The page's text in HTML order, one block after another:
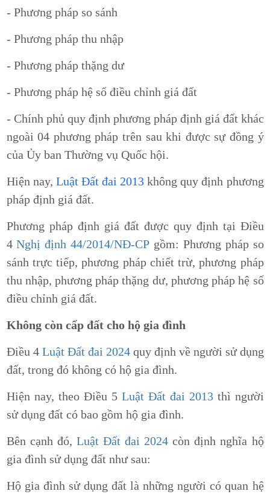
- Phương pháp so sánh
- Phương pháp thu nhập
- Phương pháp thặng dư
- Phương pháp hệ số điều chỉnh giá đất
- Chính phủ quy định phương pháp định giá đất khác
ngoài 04 phương pháp trên sau khi được sự đồng ý
của Ủy ban Thường vụ Quốc hội.
Hiện nay, Luật Đất đai 2013 không quy định phương
pháp định giá đất.
Phương pháp định giá đất được quy định tại Điều
4Nghị định 44/2014/NĐ-CP gồm: Phương pháp so
sánh trực tiếp, phương pháp chiết trừ, phương pháp
thu nhập, phương pháp thặng dư, phương pháp hệ số
điều chỉnh giá đất.
Không còn cấp đất cho hộ gia đình
Điều 4 Luật Đất đai 2024quy định về người sử dụng
đất, trong đó không có hộ gia đình.
Hiện nay, theo Điều 5 Luật Đất đai 2013thì người
sử dụng đất có bao gồm hộ gia đình.
Bên cạnh đó, Luật Đất đai 2024 còn định nghĩa hộ
gia đình sử dụng đất như sau:
Hộ gia đình sử dụng đất là những người có quan hệ